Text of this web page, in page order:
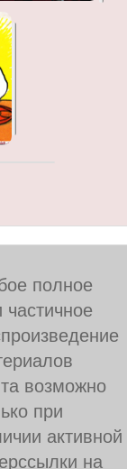
полное
частичное
возможно
при
активной
на